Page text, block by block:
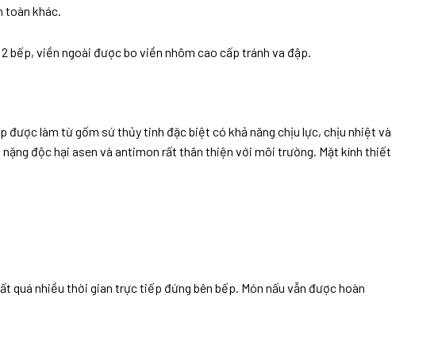
toàn khác.
viền ngoài được bo viền nhôm cao cấp tránh va đập.
được làm từ gốm sứ thủy tinh đặc biệt có khả năng chịu lực, chịu nhiệt và
độc hại asen và antimon rất thân thiện với môi trường. Mặt kính thiết
quá nhiều thời gian trực tiếp đứng bên bếp. Món nấu vẫn được hoàn